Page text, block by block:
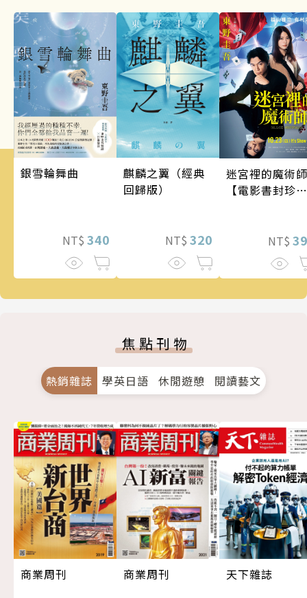
銀雪輪舞曲
NT$ 340
麒麟之翼（經典
回歸版）
NT$ 320
迷宮裡的魔術師
【電影書封珍藏
NT$
焦點刊物
熱銷雜誌 學英日語 休閒遊憩 閱讀藝文
商業周刊
商業周刊
天下雜誌